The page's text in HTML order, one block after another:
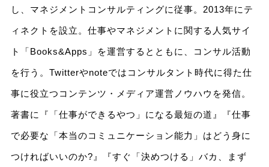
し、マネジメントコンサルティングに従事。2013年にテ
ィネクトを設立。仕事やマネジメントに関する人気サイ
ト「Books&Apps」を運営するとともに、コンサル活動
を行う。Twitterやnoteではコンサルタント時代に得た仕
事に役立つコンテンツ・メディア運営ノウハウを発信。
著書に『「仕事ができるやつ」になる最短の道』『仕事
で必要な「本当のコミュニケーション能力」はどう身に
つければいいのか?』『すぐ「決めつける」バカ、まず